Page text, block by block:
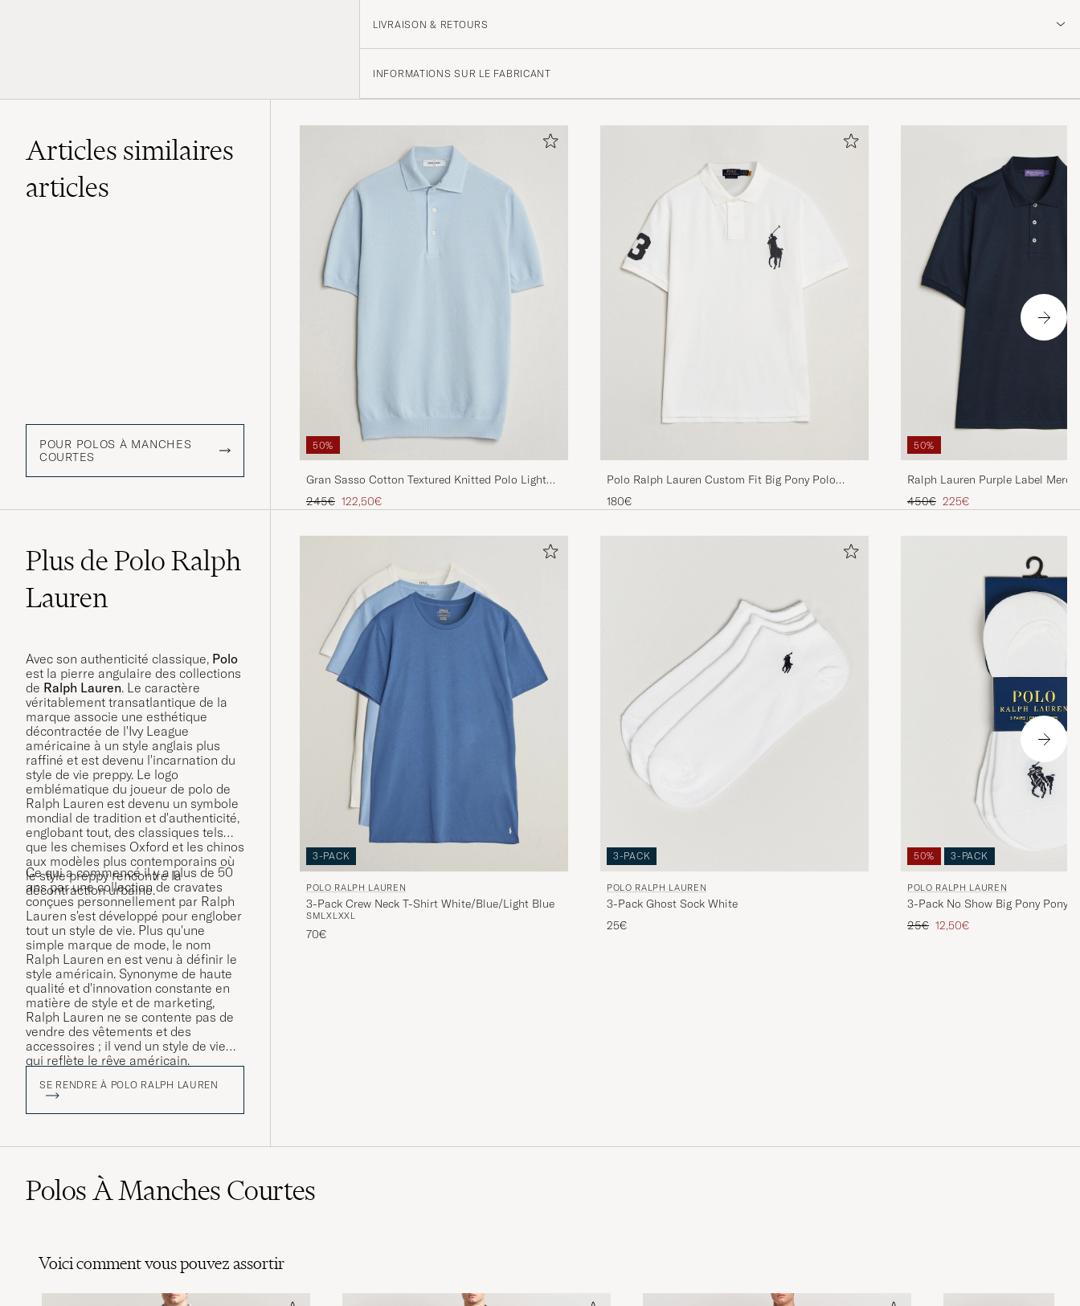
LIVRAISON & RETOURS
INFORMATIONS SUR LE FABRICANT
Articles similaires
articles
POUR POLOS À MANCHES
COURTES
50%
Gran Sasso Cotton Textured Knitted Polo Light
Blue
Prix ordinaire
245€ Prix réduit
122,50€
Polo Ralph Lauren Custom Fit Big Pony Polo
White
180€
50%
Ralph Lauren Purple Label
Polo Chairman Navy
Prix ordinaire
450€ Prix réduit
225€
Plus de Polo Ralph
Lauren
Avec son authenticité classique, Polo
est la pierre angulaire des collections
de Ralph Lauren. Le caractère
véritablement transatlantique de la
marque associe une esthétique
décontractée de l'Ivy League
américaine à un style anglais plus
raffiné et est devenu l'incarnation du
style de vie preppy. Le logo
emblématique du joueur de polo de
Ralph Lauren est devenu un symbole
mondial de tradition et d'authenticité,
englobant tout, des classiques tels
que les chemises Oxford et les chinos
aux modèles plus contemporains où
le style preppy rencontre la
décontraction urbaine.
Ce qui a commencé il y a plus de 50
ans par une collection de cravates
conçues personnellement par Ralph
Lauren s'est développé pour englober
tout un style de vie. Plus qu'une
simple marque de mode, le nom
Ralph Lauren en est venu à définir le
style américain. Synonyme de haute
qualité et d'innovation constante en
matière de style et de marketing,
Ralph Lauren ne se contente pas de
vendre des vêtements et des
accessoires ; il vend un style de vie
qui reflète le rêve américain.
SE RENDRE À POLO RALPH LAUREN
3-PACK
POLO RALPH LAUREN
3-Pack Crew Neck T-Shirt White/Blue/Light Blue
SMLXLXXL
70€
3-PACK
POLO RALPH LAUREN
3-Pack Ghost Sock White
25€
50% 3-PACK
POLO RALPH LAUREN
3-Pack No Show Big Pony Pony
Prix ordinaire
25€ Prix réduit
12,50€
Polos À Manches Courtes
Voici comment vous pouvez assortir